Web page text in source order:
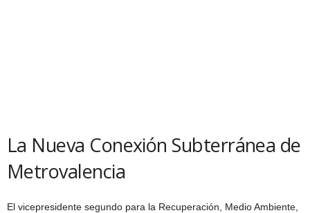
La Nueva Conexión Subterránea de
Metrovalencia
El vicepresidente segundo para la Recuperación, Medio Ambiente,